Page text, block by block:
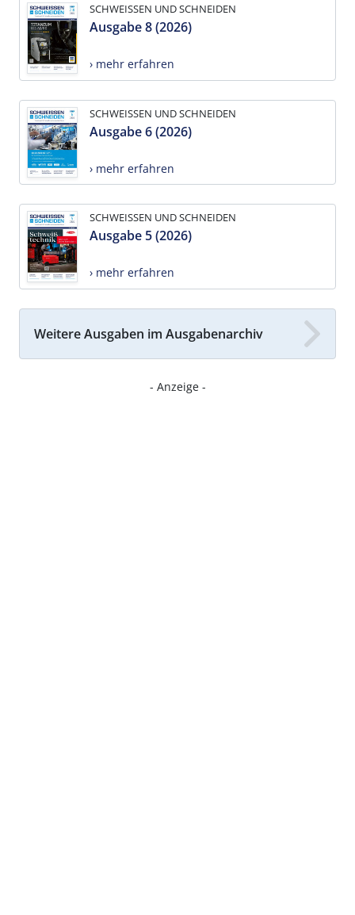
SCHWEISSEN UND SCHNEIDEN
Ausgabe 8 (2026)
› mehr erfahren
SCHWEISSEN UND SCHNEIDEN
Ausgabe 6 (2026)
› mehr erfahren
SCHWEISSEN UND SCHNEIDEN
Ausgabe 5 (2026)
› mehr erfahren
Weitere Ausgaben im Ausgabenarchiv
- Anzeige -